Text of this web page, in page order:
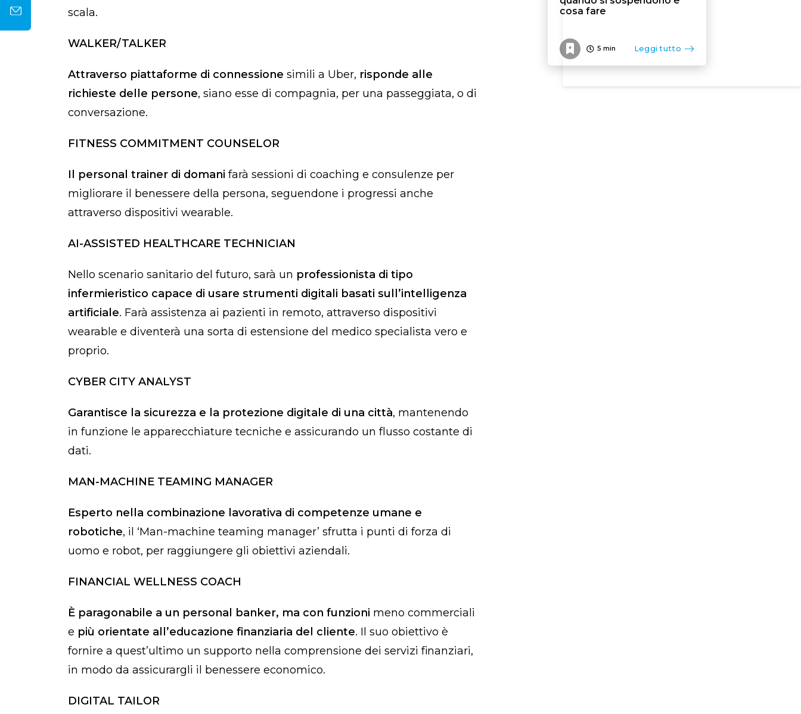
scala.
WALKER/TALKER
Attraverso piattaforme di connessione simili a Uber, risponde alle
richieste delle persone, siano esse di compagnia, per una passeggiata, o di
conversazione.
FITNESS COMMITMENT COUNSELOR
Il personal trainer di domani farà sessioni di coaching e consulenze per
migliorare il benessere della persona, seguendone i progressi anche
attraverso dispositivi wearable.
AI-ASSISTED HEALTHCARE TECHNICIAN
Nello scenario sanitario del futuro, sarà un professionista di tipo
infermieristico capace di usare strumenti digitali basati sull’intelligenza
artificiale. Farà assistenza ai pazienti in remoto, attraverso dispositivi
wearable e diventerà una sorta di estensione del medico specialista vero e
proprio.
CYBER CITY ANALYST
Garantisce la sicurezza e la protezione digitale di una città, mantenendo
in funzione le apparecchiature tecniche e assicurando un flusso costante di
dati.
MAN-MACHINE TEAMING MANAGER
Esperto nella combinazione lavorativa di competenze umane e
robotiche, il ‘Man-machine teaming manager’ sfrutta i punti di forza di
uomo e robot, per raggiungere gli obiettivi aziendali.
FINANCIAL WELLNESS COACH
È paragonabile a un personal banker, ma con funzioni meno commerciali
e più orientate all’educazione finanziaria del cliente. Il suo obiettivo è
fornire a quest’ultimo un supporto nella comprensione dei servizi finanziari,
in modo da assicurargli il benessere economico.
DIGITAL TAILOR
cosa fare
5 min Leggi tutto